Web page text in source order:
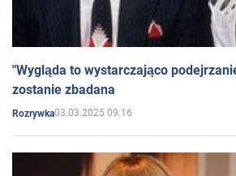
"Wygląda to wystarczająco
zostanie zbadana
Rozrywka03.03.2025 09:16